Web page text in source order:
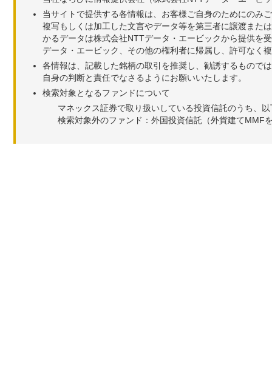
当サイトで提供する各情報は、お客様ご自身のためにのみ
複写もしくは加工した文言やデータ等を第三者に譲渡また
かるデータは株式会社NTTデータ・エービックから提供を
データ・エービック、その他の権利者に帰属し、許可なく
各情報は、記載した銘柄の取引を推奨し、勧誘するもので
自身の判断と責任でなさるようにお願いいたします。
検索対象となるファンドについて
マネックス証券で取り扱いしている投資信託のうち、
検索対象外のファンド：外国投資信託（外貨建てMMF